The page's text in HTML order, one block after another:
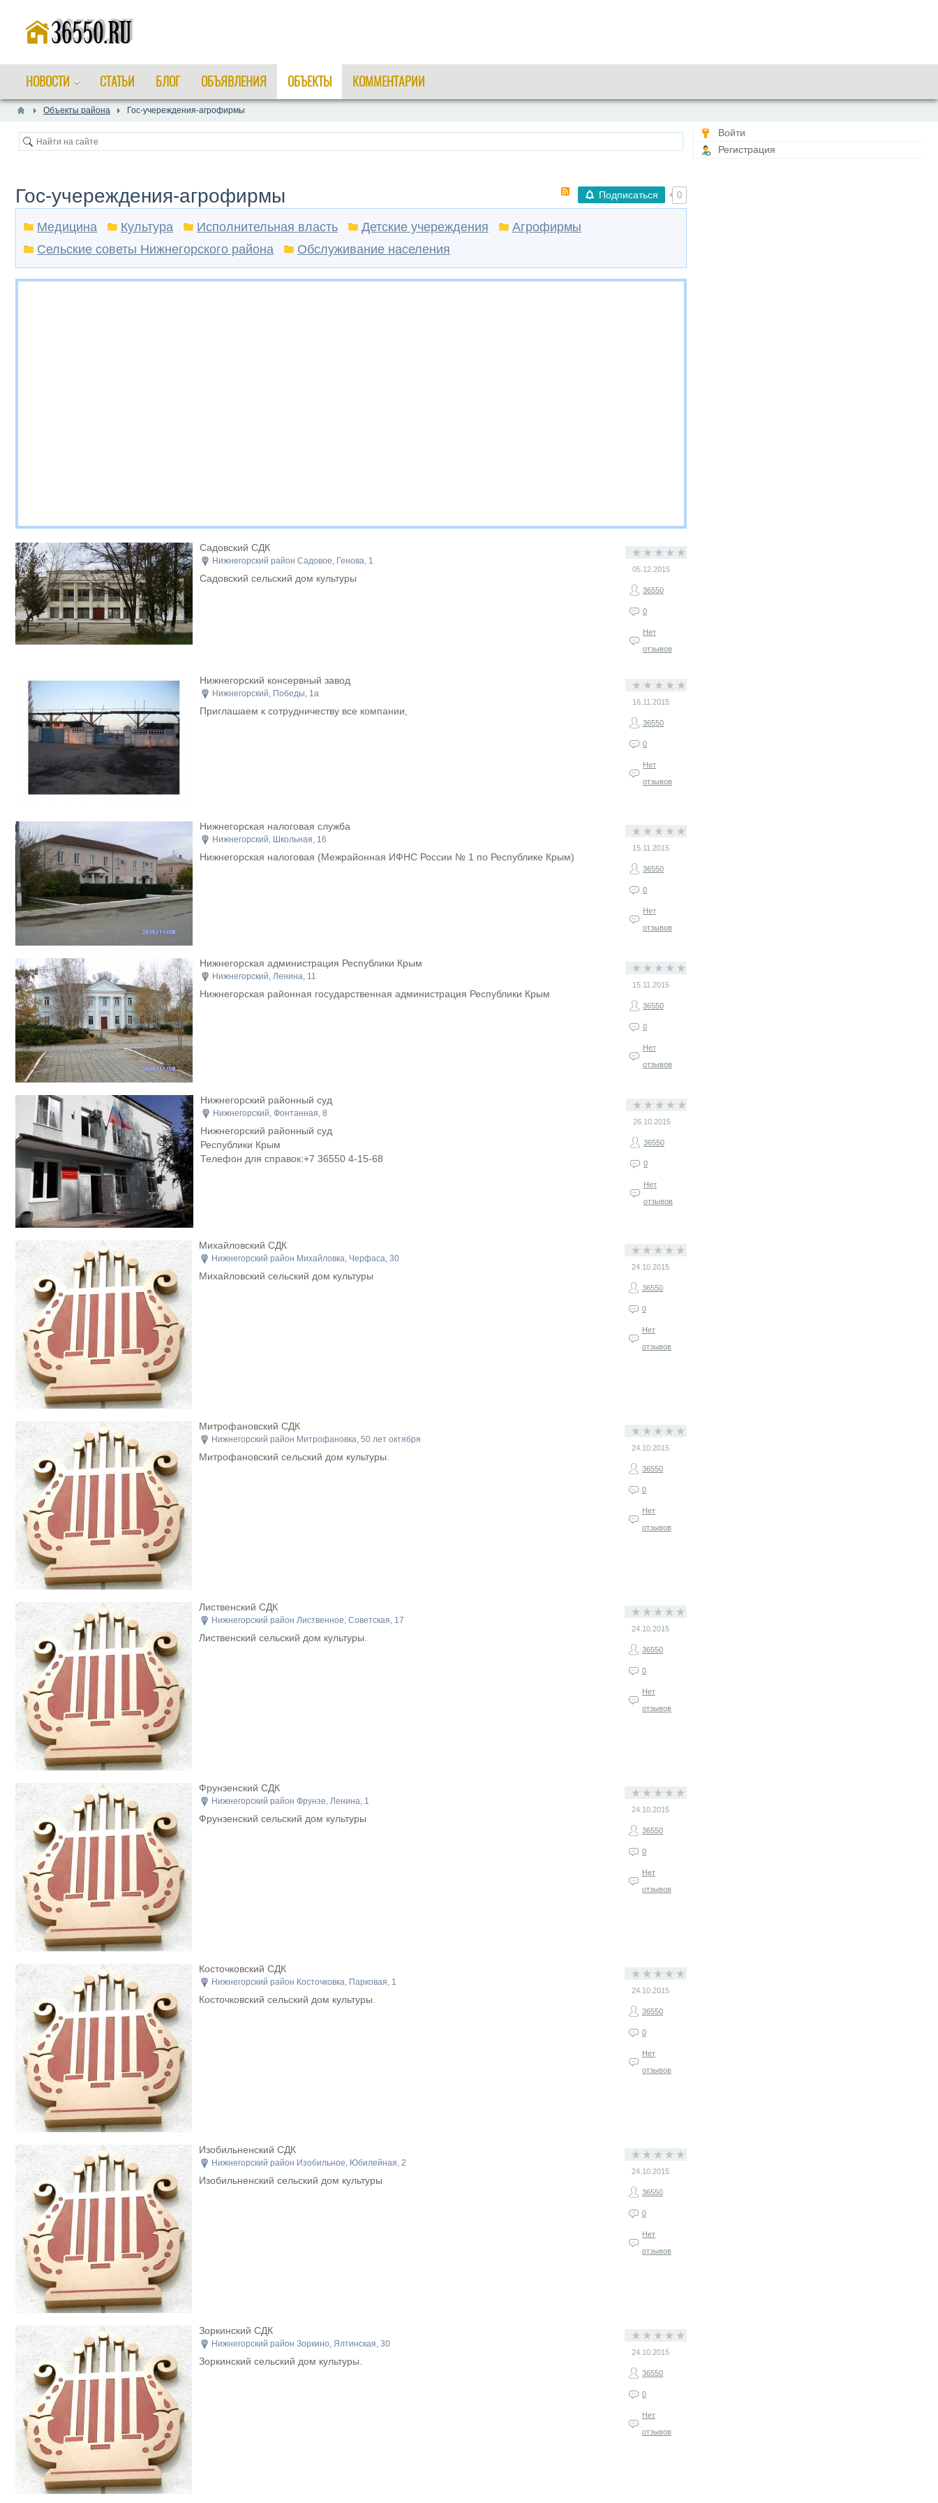
НОВОСТИ СТАТЬИ БЛОГ ОБЪЯВЛЕНИЯ ОБЪЕКТЫ КОММЕНТАРИИ
Объекты района Гос-учереждения-агрофирмы
Подписаться 0
Гос-учереждения-агрофирмы
Медицина Культура Исполнительная власть Детские учереждения
Агрофирмы
Сельские советы Нижнегорского района
Обслуживание населения
Садовский СДК
Нижнегорский район Садовое, Генова, 1
Садовский сельский дом культуры
05.12.2015
36550
0
Нет
отзывов
Нижнегорский консервный завод
Нижнегорский, Победы, 1а
Приглашаем к сотрудничеству все компании,
16.11.2015
36550
0
Нет
отзывов
Нижнегорская налоговая служба
Нижнегорский, Школьная, 16
Нижнегорская налоговая (Межрайонная ИФНС России № 1 по Республике Крым)
15.11.2015
36550
0
Нет
отзывов
Нижнегорская администрация Республики Крым
Нижнегорский, Ленина, 11
Нижнегорская районная государственная администрация Республики Крым
15.11.2015
36550
0
Нет
отзывов
Нижнегорский районный суд
Нижнегорский, Фонтанная, 8
Нижнегорский районный суд
Республики Крым
Телефон для справок:+7 36550 4-15-68
26.10.2015
36550
0
Нет
отзывов
Михайловский СДК
Нижнегорский район Михайловка, Черфаса, 30
Михайловский сельский дом культуры
24.10.2015
36550
0
Нет
отзывов
Митрофановский СДК
Нижнегорский район Митрофановка, 50 лет октября
Митрофановский сельский дом культуры.
24.10.2015
36550
0
Нет
отзывов
Лиственский СДК
Нижнегорский район Лиственное, Советская, 17
Лиственский сельский дом культуры.
24.10.2015
36550
0
Нет
отзывов
Фрунзенский СДК
Нижнегорский район Фрунзе, Ленина, 1
Фрунзенский сельский дом культуры
24.10.2015
36550
0
Нет
отзывов
Косточковский СДК
Нижнегорский район Косточковка, Парковая, 1
Косточковский сельский дом культуры.
24.10.2015
36550
0
Нет
отзывов
Изобильненский СДК
Нижнегорский район Изобильное, Юбилейная, 2
Изобильненский сельский дом культуры
24.10.2015
36550
0
Нет
отзывов
Зоркинский СДК
Нижнегорский район Зоркино, Ялтинская, 30
Зоркинский сельский дом культуры.
24.10.2015
36550
0
Нет
отзывов
Войти
Регистрация